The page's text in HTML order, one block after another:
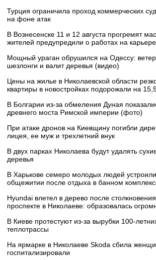
Турция ограничила проход коммерческих
на фоне атак
В Вознесенске 11 и 12 августа прогремят
жителей предупредили о работах на карьере
Мощный ураган обрушился на Одессу: ветер
шезлонги и валит деревья (видео)
Цены на жилье в Николаевской области
квартиры в новостройках подорожали на
В Болгарии из-за обмеления Дуная
древнего моста Римской империи (фото)
При атаке дронов на Киевщину погибли
лицея, ее муж и трехлетний внук
В двух парках Николаева будут удалять
деревья
В Харькове семеро молодых людей
общежитии после отдыха в банном
Hyundai влетел в дерево после
проспекте в Николаеве: образовалась
В Киеве протестуют из-за вырубки 100-
теплотрассы
На ярмарке в Николаеве Skoda сбила
госпитализировали